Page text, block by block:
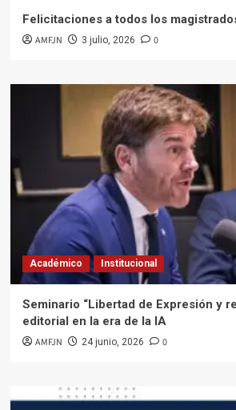
Felicitaciones a todos los
AMFJN 3 julio, 2026 0
Académico Institucional
Seminario “Libertad de Expresión y
editorial en la era de la IA
AMFJN 24 junio, 2026 0